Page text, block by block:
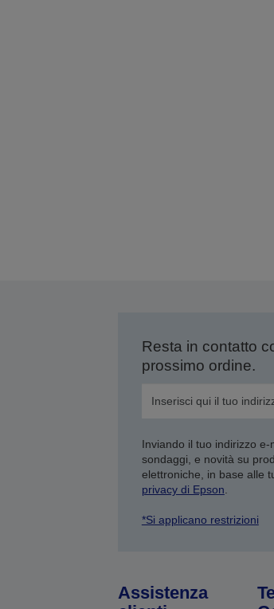
Resta in contatto
prossimo ordine.
Inviando il tuo indirizzo
sondaggi, e novità su
elettroniche, in base alle
privacy di Epson
*Si applicano restrizioni
Assistenza